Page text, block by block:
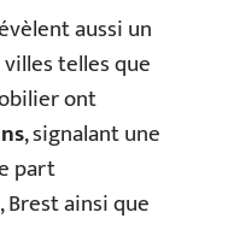
aussi un
telles que
ont
, signalant une
part
ainsi que